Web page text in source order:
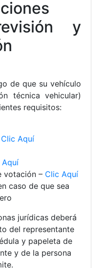
y
de que su vehículo
técnica vehicular)
requisitos:
Clic Aquí
Aquí
votación – Clic Aquí
caso de que sea
jurídicas deberá
del representante
y papeleta de
y de la persona